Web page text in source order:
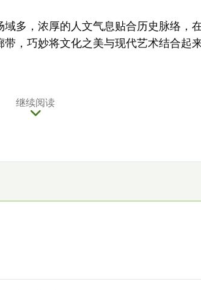
多，浓厚的人文气息贴合历史脉络，
，巧妙将文化之美与现代艺术结合起来
继续阅读